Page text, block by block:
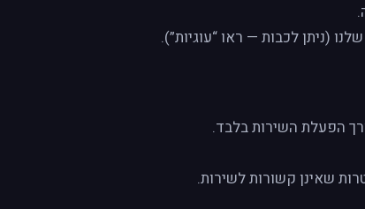
(ניתן לכבות — ראו “עוגיות”).
הפעלת השירות בלבד.
שאינן קשורות לשירות.